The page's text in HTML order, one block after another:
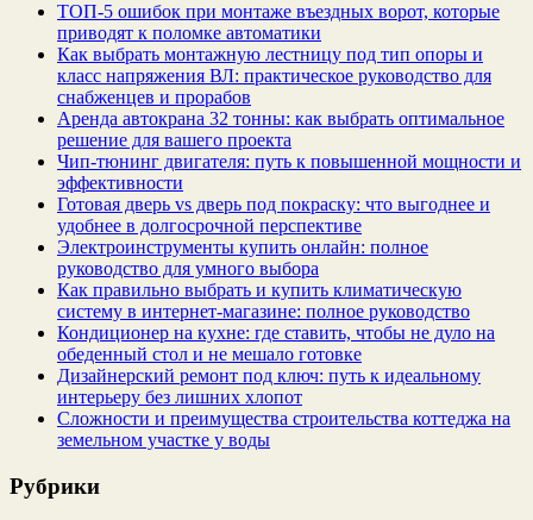
ТОП-5 ошибок при монтаже въездных ворот, которые
приводят к поломке автоматики
Как выбрать монтажную лестницу под тип опоры и
класс напряжения ВЛ: практическое руководство для
снабженцев и прорабов
Аренда автокрана 32 тонны: как выбрать оптимальное
решение для вашего проекта
Чип‑тюнинг двигателя: путь к повышенной мощности и
эффективности
Готовая дверь vs дверь под покраску: что выгоднее и
удобнее в долгосрочной перспективе
Электроинструменты купить онлайн: полное
руководство для умного выбора
Как правильно выбрать и купить климатическую
систему в интернет‑магазине: полное руководство
Кондиционер на кухне: где ставить, чтобы не дуло на
обеденный стол и не мешало готовке
Дизайнерский ремонт под ключ: путь к идеальному
интерьеру без лишних хлопот
Сложности и преимущества строительства коттеджа на
земельном участке у воды
Рубрики